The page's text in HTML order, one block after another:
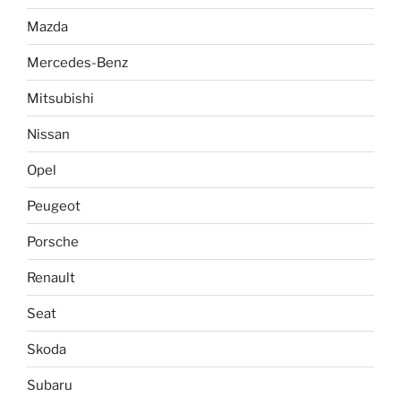
Mazda
Mercedes-Benz
Mitsubishi
Nissan
Opel
Peugeot
Porsche
Renault
Seat
Skoda
Subaru